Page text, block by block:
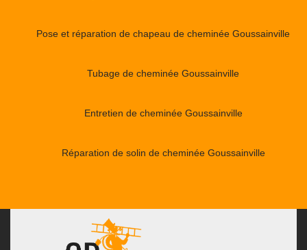
Pose et réparation de chapeau de cheminée Goussainville
Tubage de cheminée Goussainville
Entretien de cheminée Goussainville
Réparation de solin de cheminée Goussainville